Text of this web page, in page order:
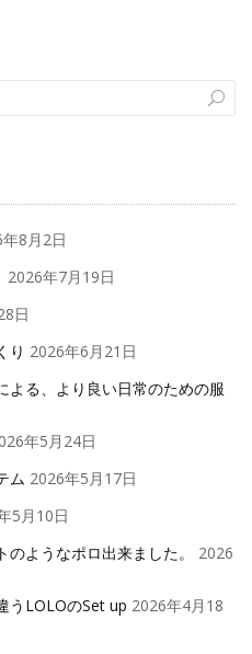
8月2日
2026年7月19日
日
り 2026年6月21日
よる、より良い日常のための服
年5月24日
ム 2026年5月17日
5月10日
ようなポロ出来ました。
2026
うLOLOのSet up 2026年4月18